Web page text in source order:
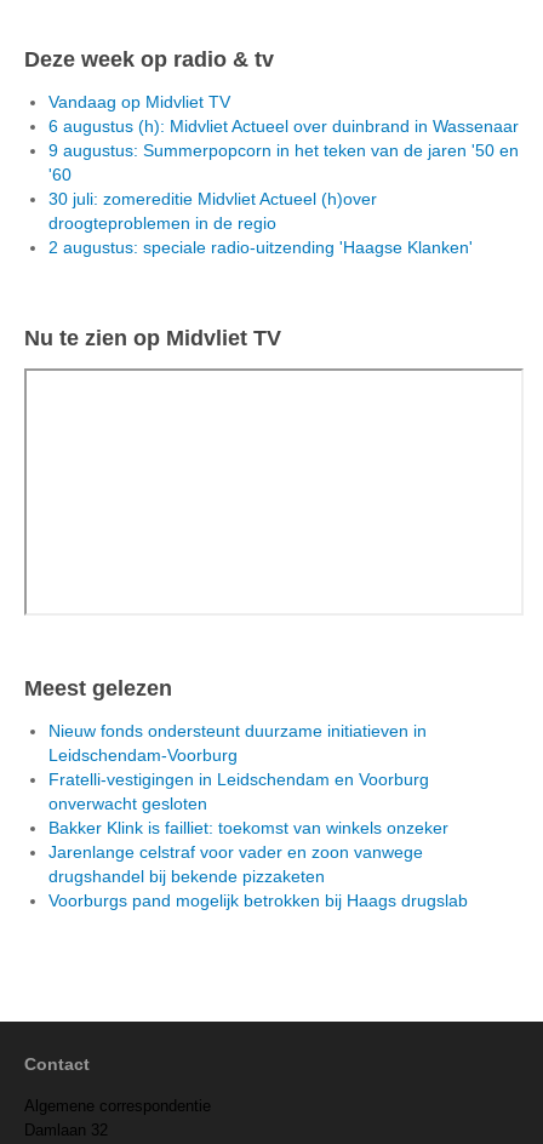
Deze week op radio & tv
Vandaag op Midvliet TV
6 augustus (h): Midvliet Actueel over duinbrand in Wassenaar
9 augustus: Summerpopcorn in het teken van de jaren '50 en
'60
30 juli: zomereditie Midvliet Actueel (h)over
droogteproblemen in de regio
2 augustus: speciale radio-uitzending 'Haagse Klanken'
Nu te zien op Midvliet TV
Meest gelezen
Nieuw fonds ondersteunt duurzame initiatieven in
Leidschendam-Voorburg
Fratelli-vestigingen in Leidschendam en Voorburg
onverwacht gesloten
Bakker Klink is failliet: toekomst van winkels onzeker
Jarenlange celstraf voor vader en zoon vanwege
drugshandel bij bekende pizzaketen
Voorburgs pand mogelijk betrokken bij Haags drugslab
Contact
Algemene correspondentie
Damlaan 32